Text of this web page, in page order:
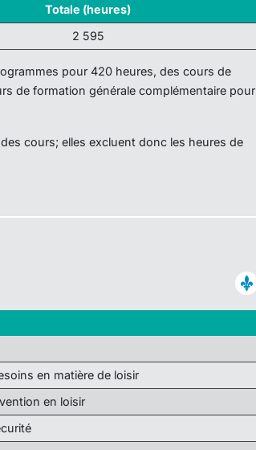
Totale (heures)
2 595
pour 420 heures, des cours de
de formation générale complémentaire pour
cours; elles excluent donc les heures de
en matière de loisir
en loisir